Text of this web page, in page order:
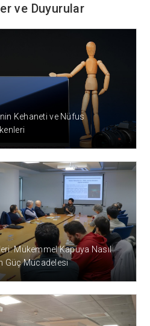
ve Duyurular
Kehaneti ve Nüfus
Mükemmel Kapuya Nasıl
Güç Mücadelesi